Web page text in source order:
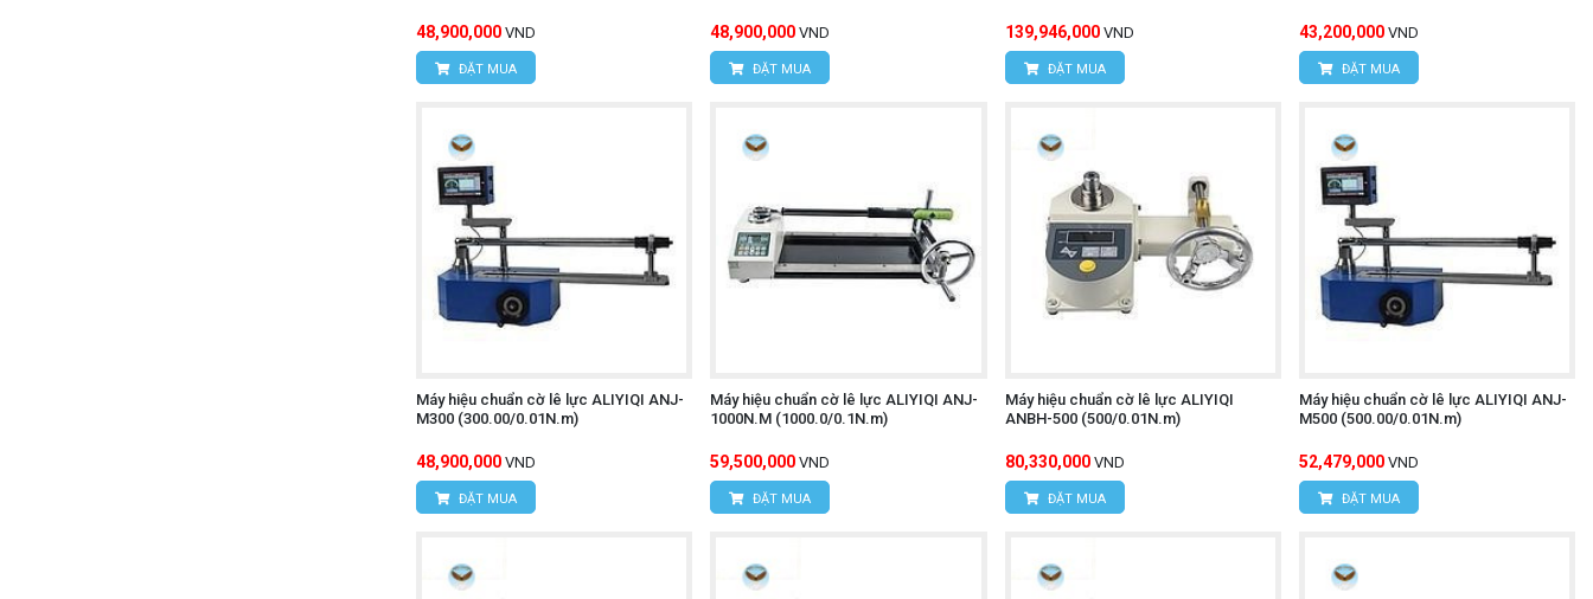
48,900,000 VND
ĐẶT MUA
48,900,000 VND
ĐẶT MUA
139,946,000 VND
ĐẶT MUA
43,200,000 VND
ĐẶT MUA
Máy hiệu chuẩn cờ lê lực ALIYIQI ANJ-
M300 (300.00/0.01N.m)
48,900,000 VND
ĐẶT MUA
Máy hiệu chuẩn cờ lê lực ALIYIQI ANJ-
1000N.M (1000.0/0.1N.m)
59,500,000 VND
ĐẶT MUA
Máy hiệu chuẩn cờ lê lực ALIYIQI
ANBH-500 (500/0.01N.m)
80,330,000 VND
ĐẶT MUA
Máy hiệu chuẩn cờ lê lực ALIYIQI ANJ-
M500 (500.00/0.01N.m)
52,479,000 VND
ĐẶT MUA